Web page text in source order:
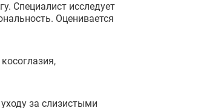
Специалист исследует
Оценивается
за слизистыми